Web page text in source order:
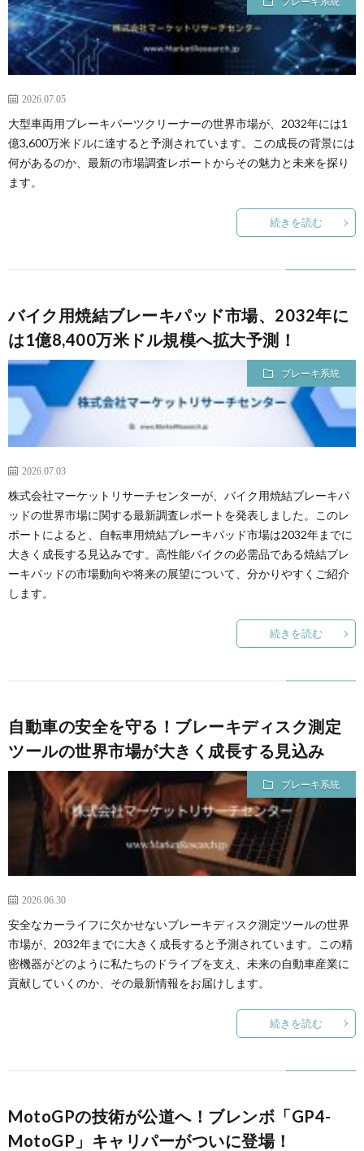
2026.07.05
大型車両用ブレーキパーツクリーナーの世界市場が、2032年には1
億3,600万米ドルに達すると予測されています。この成長の背景には
何があるのか、最新の市場調査レポートからその魅力と未来を探り
ます。
続きを読む
バイク用焼結ブレーキパッド市場、2032年に
は1億8,400万米ドル規模へ拡大予測！
ブレーキ系統
2026.07.03
株式会社マーケットリサーチセンターが、バイク用焼結ブレーキパ
ッドの世界市場に関する最新調査レポートを発表しました。このレ
ポートによると、自転車用焼結ブレーキパッド市場は2032年までに
大きく成長する見込みです。高性能バイクの必需品である焼結ブレ
ーキパッドの市場動向や将来の展望について、分かりやすくご紹介
します。
続きを読む
自動車の安全を守る！ブレーキディスク測定
ツールの世界市場が大きく成長する見込み
ブレーキ系統
2026.06.30
安全なカーライフに欠かせないブレーキディスク測定ツールの世界
市場が、2032年までに大きく成長すると予測されています。この精
密機器がどのように私たちのドライブを支え、未来の自動車産業に
貢献していくのか、その最新情報をお届けします。
続きを読む
MotoGPの技術が公道へ！ブレンボ「GP4-
MotoGP」キャリパーがついに登場！